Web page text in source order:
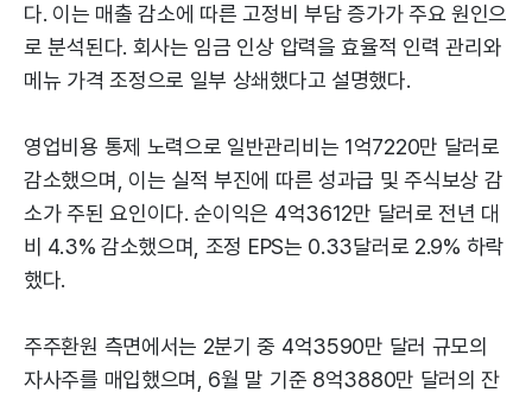
다. 이는 매출 감소에 따른 고정비 부담 증가가 주요 원인으
로 분석된다. 회사는 임금 인상 압력을 효율적 인력 관리와
메뉴 가격 조정으로 일부 상쇄했다고 설명했다.
영업비용 통제 노력으로 일반관리비는 1억7220만 달러로
감소했으며, 이는 실적 부진에 따른 성과급 및 주식보상 감
소가 주된 요인이다. 순이익은 4억3612만 달러로 전년 대
비 4.3% 감소했으며, 조정 EPS는 0.33달러로 2.9% 하락
했다.
주주환원 측면에서는 2분기 중 4억3590만 달러 규모의
자사주를 매입했으며, 6월 말 기준 8억3880만 달러의 잔